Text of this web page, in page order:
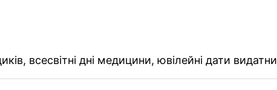
всесвітні дні медицини, ювілейні дати